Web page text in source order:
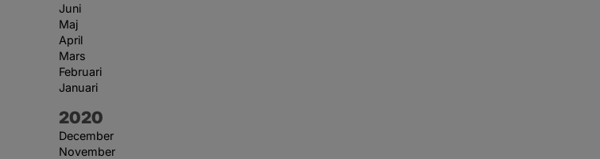
Juni
Maj
April
Mars
Februari
Januari
År:
2020
December
November